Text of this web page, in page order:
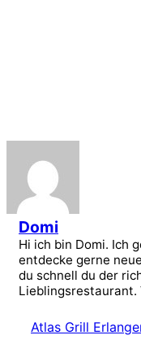
Domi
Hi ich bin Domi. Ich
entdecke gerne
du schnell du der
Lieblingsrestaurant.
Atlas Grill